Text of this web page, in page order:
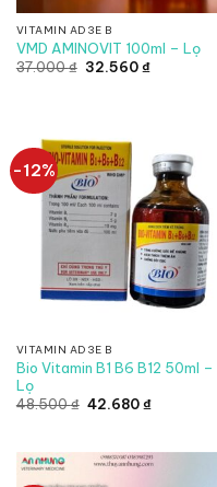
VITAMIN AD3E B
VMD AMINOVIT 100ml – Lọ
37.000₫ Giá
32.560₫Giá
-12%
VITAMIN AD3E B
Bio Vitamin B1 B6 B12 50ml –
Lọ
48.500₫ Giá
42.680₫Giá
42.680 ₫.